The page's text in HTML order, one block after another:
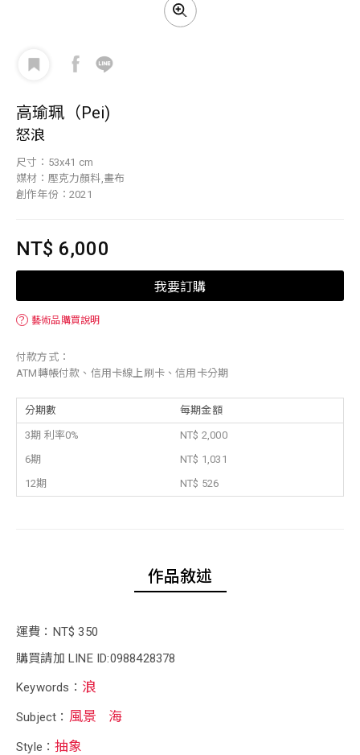
高瑜珮（Pei)
怒浪
尺寸：53x41 cm
媒材：壓克力顏料,畫布
創作年份：2021
NT$ 6,000
我要訂購
？ 藝術品購買說明
付款方式：
ATM轉帳付款、信用卡線上刷卡、信用卡分期
分期數 每期金額
3期 利率0%
NT$ 2,000
6期
NT$ 1,031
12期
NT$ 526
作品敘述
運費：NT$ 350
購買請加 LINE ID:0988428378
Keywords： 浪
Subject： 風景 海
Style：抽象